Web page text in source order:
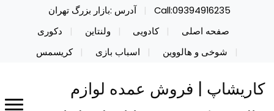
Call:09394916235
آدرس :بازار بزرگ تهران
صفحه اصلی
کادویی ولنتاین
دکوری
شوخی و هالووین
اسباب بازی کریسمس
کاریشاپ | فروش عمده لوازم